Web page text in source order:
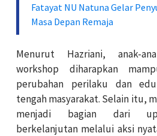
Fatayat NU Natuna Gelar
Masa Depan Remaja
Menurut Hazriani, anak-
workshop diharapkan
perubahan perilaku dan
tengah masyarakat. Selain itu,
menjadi bagian dari
berkelanjutan melalui aksi